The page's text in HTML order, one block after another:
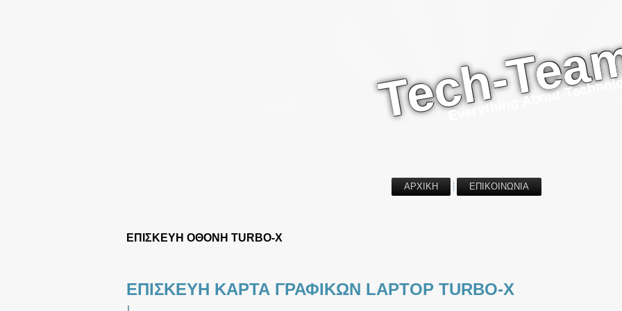
Tech-Everything About Technology
ΑΡΧΙΚΗ ΕΠΙΚΟΙΝΩΝΙΑ
ΕΠΙΣΚΕΥΗ ΟΘΟΝΗ TURBO-X
ΕΠΙΣΚΕΥΗ ΚΑΡΤΑ ΓΡΑΦΙΚΩΝ LAPTOP TURBO-X